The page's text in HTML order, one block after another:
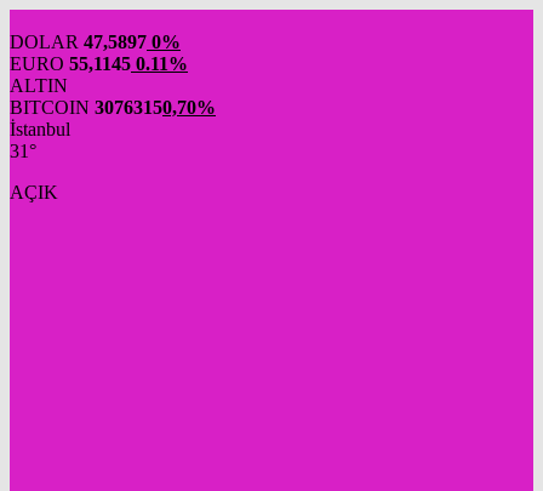
DOLAR 47,5897 0%
EURO 55,1145 0.11%
ALTIN
BITCOIN 30763150,70%
İstanbul
31°
AÇIK